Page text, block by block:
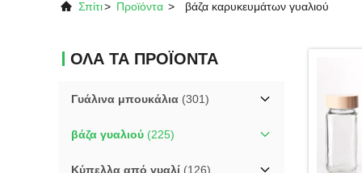
Σπίτι> Προϊόντα > βάζα καρυκευμάτων γυαλιού
ΟΛΑ ΤΑ ΠΡΟΪΟΝΤΑ
Γυάλινα μπουκάλια (301)
βάζα γυαλιού (225)
Κύπελλα από γυαλί (126)